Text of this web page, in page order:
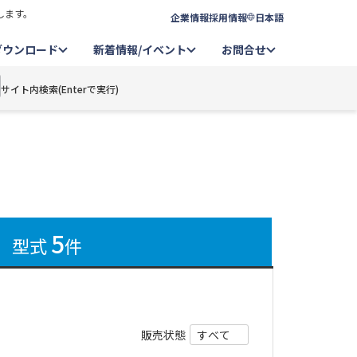
す。 企業情報採用情報 日本語
ウンロード 新着情報/イベント お問合せ
サイト内検索(Enterで実行)
型式5件
販売状態